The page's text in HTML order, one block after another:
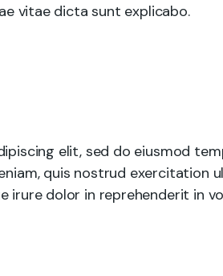
vitae dicta sunt explicabo.
elit, sed do eiusmod
quis nostrud exercitation
irure dolor in reprehenderit in